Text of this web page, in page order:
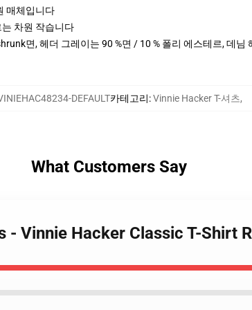
매체입니다
차원 작습니다
면, 헤더 그레이는 90 %면 / 10 % 폴리 에스테르, 데님
DEFAULT카테고리:Vinnie Hacker T-셔츠,
What Customers Say
Vinnie Hacker Classic T-Shirt